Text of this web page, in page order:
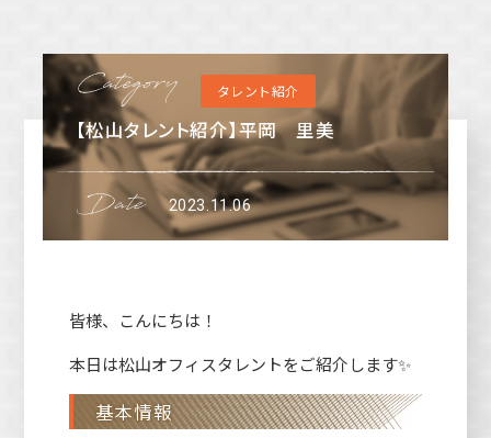
福岡コネクトオフィス
松山オフィス
広島オフィス
高松オフィス
タレント紹介
【松山タレント紹介】平岡 里美
2023.11.06
皆様、こんにちは！
本日は松山オフィスタレントをご紹介します✨
基本情報